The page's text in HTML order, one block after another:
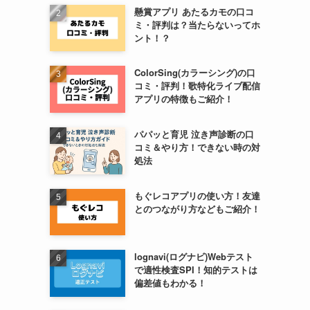
懸賞アプリ あたるカモの口コ
ミ・評判は？当たらないってホ
ント！？
ColorSing(カラーシング)の口
コミ・評判！歌特化ライブ配信
アプリの特徴もご紹介！
パパッと育児 泣き声診断の口
コミ＆やり方！できない時の対
処法
もぐレコアプリの使い方！友達
とのつながり方などもご紹介！
lognavi(ログナビ)Webテスト
で適性検査SPI！知的テストは
偏差値もわかる！